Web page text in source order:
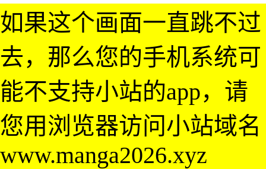
如果这个画面一直跳不过
去，那么您的手机系统可
能不支持小站的app，请
您用浏览器访问小站域名
www.manga2026.xyz